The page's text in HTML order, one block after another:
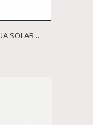
SOLAR...